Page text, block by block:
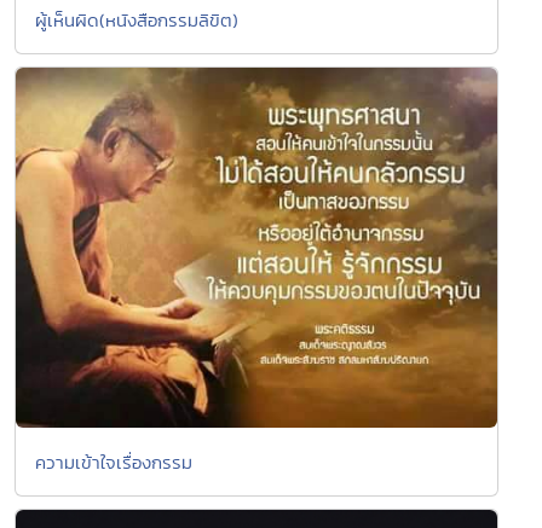
ผู้เห็นผิด(หนังสือกรรมลิขิต)
ความเข้าใจเรื่องกรรม